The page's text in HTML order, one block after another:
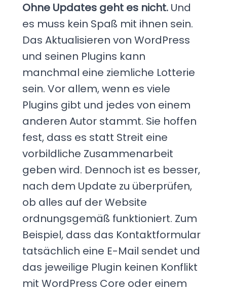
Ohne Updates geht es nicht. Und
es muss kein Spaß mit ihnen sein.
Das Aktualisieren von WordPress
und seinen Plugins kann
manchmal eine ziemliche Lotterie
sein. Vor allem, wenn es viele
Plugins gibt und jedes von einem
anderen Autor stammt. Sie hoffen
fest, dass es statt Streit eine
vorbildliche Zusammenarbeit
geben wird. Dennoch ist es besser,
nach dem Update zu überprüfen,
ob alles auf der Website
ordnungsgemäß funktioniert. Zum
Beispiel, dass das Kontaktformular
tatsächlich eine E-Mail sendet und
das jeweilige Plugin keinen Konflikt
mit WordPress Core oder einem